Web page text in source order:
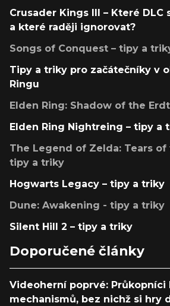
Crusader Kings III – Které
a které raději ignorovat?
Songs of Conquest – tipy a
Tipy a triky pro začátečníky v
Ringu
Elden Ring: Shadow of the
Elden Ring Nightreing – tipy a
The Legend of Zelda: Tears
tipy a triky
Hogwarts Legacy – tipy a triky
Dune: Awakening - tipy a triky
Silent Hill 2 – tipy a triky
Doporučené články
Videoherní poprvé: Průkopníci
mechanismů, bez nichž si hry